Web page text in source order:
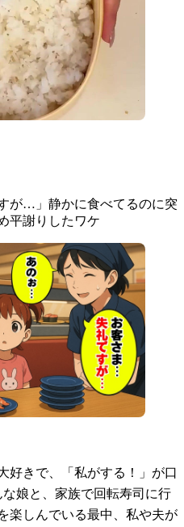
が…」静かに食べてるのに突
平謝りしたワケ
好きで、「私がする！」が口
娘と、家族で回転寿司に行
楽しんでいる最中、私や夫が